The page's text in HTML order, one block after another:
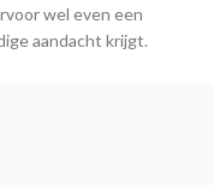
wel even een
aandacht krijgt.